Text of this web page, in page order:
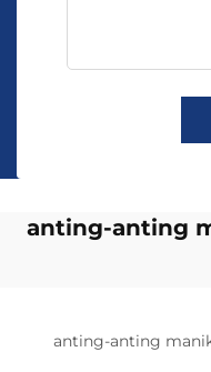
anting-anting
anting-anting